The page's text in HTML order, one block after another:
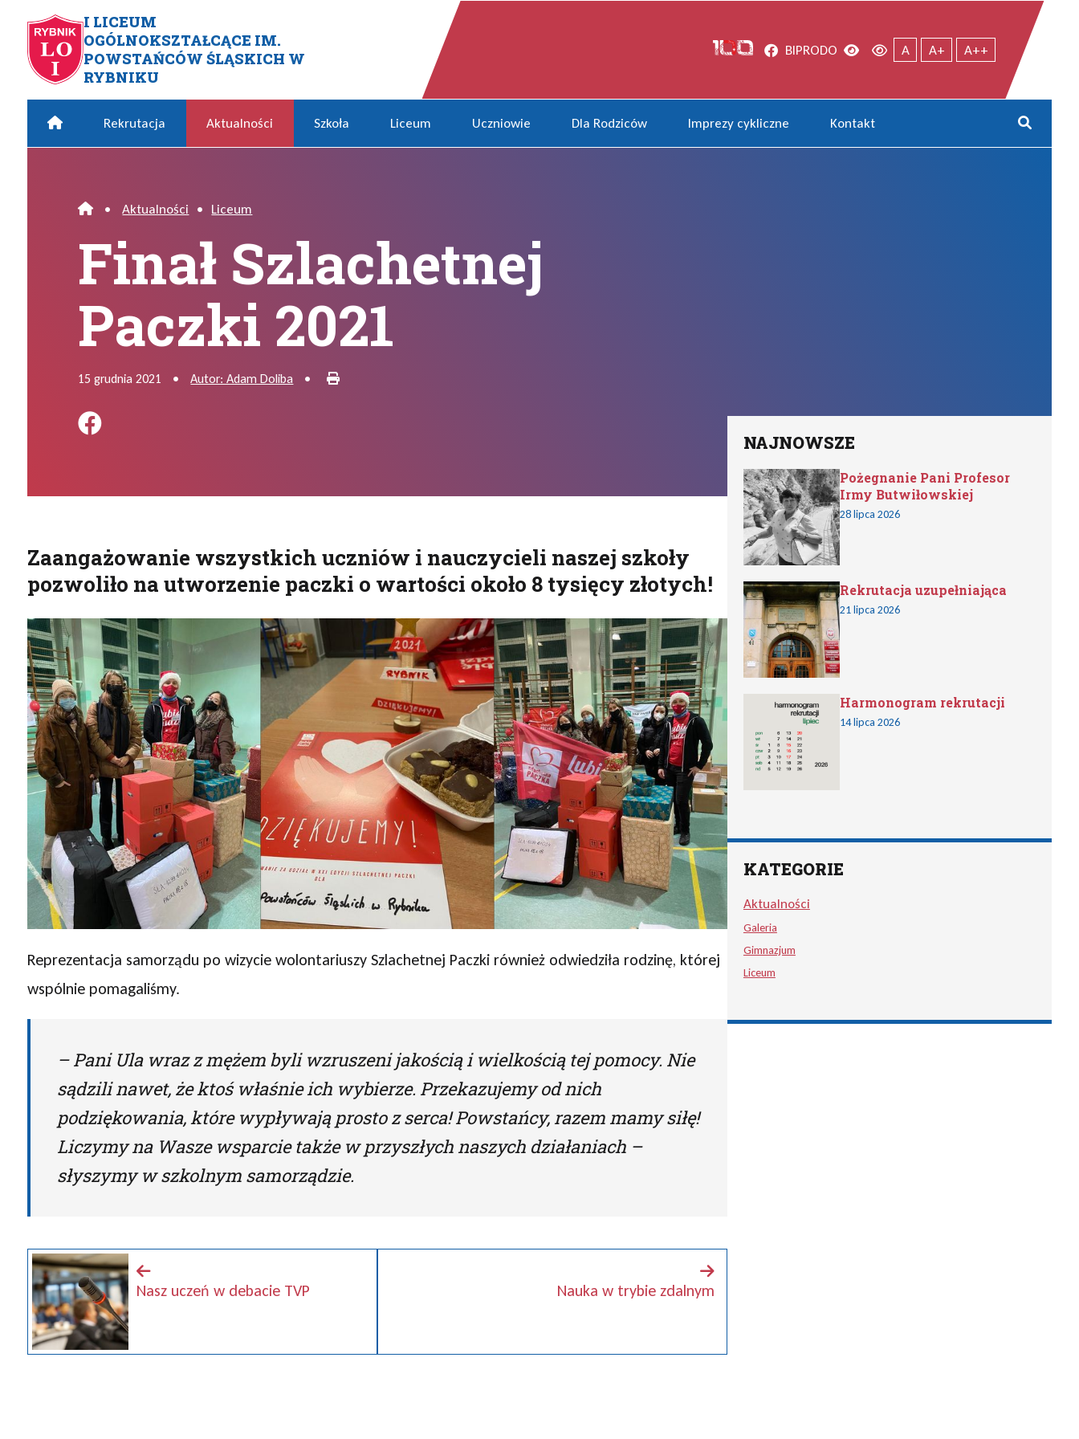
Przejdź do menu głównego
Przejdź do menu dodatkowego
Przejdź do treści
Mapa serwisu
I LICEUM
OGÓLNOKSZTAŁCĄCE IM.
POWSTAŃCÓW ŚLĄSKICH W
RYBNIKU
Finał Szlachetnej Paczki 2021
Facebook
BIPRODO Wersja kontrastowa
Wersja domyślna
A A+ A++
Home Rekrutacja Aktualności Szkoła Liceum Uczniowie Dla Rodziców Imprezy cykliczne Kontakt
Home
• Aktualności • Liceum
Finał Szlachetnej
Paczki 2021
15 grudnia 2021 • Autor: Adam Doliba • Drukuj
Podziel się na FB
Zaangażowanie wszystkich uczniów i nauczycieli naszej szkoły
pozwoliło na utworzenie paczki o wartości około 8 tysięcy złotych!
Reprezentacja samorządu po wizycie wolontariuszy Szlachetnej Paczki również odwiedziła rodzinę, której
wspólnie pomagaliśmy.
– Pani Ula wraz z mężem byli wzruszeni jakością i wielkością tej pomocy. Nie
sądzili nawet, że ktoś właśnie ich wybierze. Przekazujemy od nich
podziękowania, które wypływają prosto z serca! Powstańcy, razem mamy siłę!
Liczymy na Wasze wsparcie także w przyszłych naszych działaniach –
słyszymy w szkolnym samorządzie.
Nasz uczeń w debacie TVP Nauka w trybie zdalnym
NAJNOWSZE
Pożegnanie Pani Profesor
Irmy Butwiłowskiej
28 lipca 2026
Rekrutacja uzupełniająca
21 lipca 2026
Harmonogram rekrutacji
14 lipca 2026
KATEGORIE
Aktualności
Galeria
Gimnazjum
Liceum